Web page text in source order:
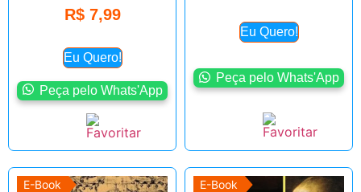
R$7,99
Eu Quero!
Peça pelo Whats'App
Eu Quero!
Peça pelo Whats'App
E-Book E-Book